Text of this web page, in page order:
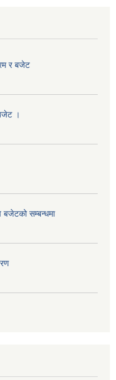
र बजेट
।
सम्बन्धमा